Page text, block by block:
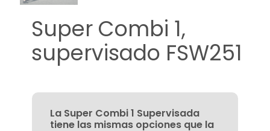
Super Combi 1,
supervisado FSW251
La Super Combi 1 Supervisada
tiene las mismas opciones que la